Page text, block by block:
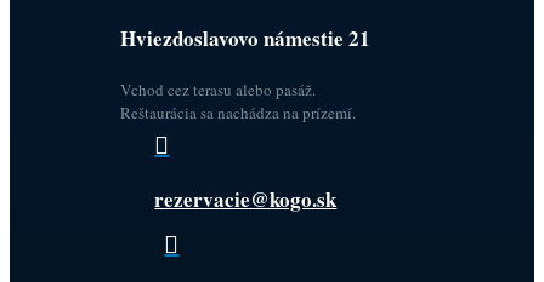
Hviezdoslavovo námestie 21
Vchod cez terasu alebo pasáž.
Reštaurácia sa nachádza na prízemí.

rezervacie@kogo.sk
